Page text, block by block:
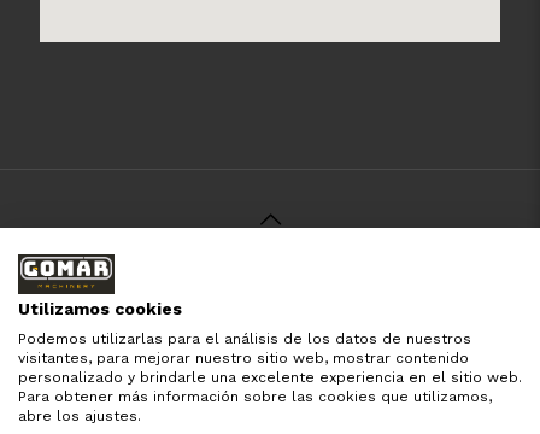
© 2021 Gomar Machinery -
Privacidad
Todas las marcas aquí mencionadas son de simple
referencia, es solo para especificar los productos que
comercializamos y el servicio que brindamos. Nuestra
empresa respeta todos los derechos de marca reservados
Utilizamos cookies
Podemos utilizarlas para el análisis de los datos de nuestros
visitantes, para mejorar nuestro sitio web, mostrar contenido
personalizado y brindarle una excelente experiencia en el sitio web.
Para obtener más información sobre las cookies que utilizamos,
abre los ajustes.